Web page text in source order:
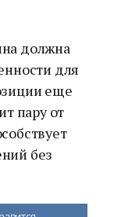
должна
для
еще
пару от
без